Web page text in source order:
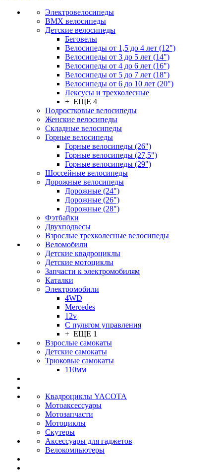
Электровелосипеды
BMX велосипеды
Детские велосипеды
Беговелы
Велосипеды от 1,5 до 4 лет (12")
Велосипеды от 3 до 5 лет (14")
Велосипеды от 4 до 6 лет (16")
Велосипеды от 5 до 7 лет (18")
Велосипеды от 6 до 10 лет (20")
Лексусы и трехколесные
+ ЕЩЕ 4
Подростковые велосипеды
Женские велосипеды
Складные велосипеды
Горные велосипеды
Горные велосипеды (26")
Горные велосипеды (27,5")
Горные велосипеды (29")
Шоссейные велосипеды
Дорожные велосипеды
Дорожные (24")
Дорожные (26")
Дорожные (28")
Фэтбайки
Двухподвесы
Взрослые трехколесные велосипеды
Веломобили
Детские квадроциклы
Детские мотоциклы
Запчасти к электромобилям
Каталки
Электромобили
4WD
Mercedes
12v
С пультом управления
+ ЕЩЕ 1
Взрослые самокаты
Детские самокаты
Трюковые самокаты
110мм
Квадроциклы YACOTA
Мотоаксессуары
Мотозапчасти
Мотоциклы
Скутеры
Аксессуары для гаджетов
Велокомпьютеры